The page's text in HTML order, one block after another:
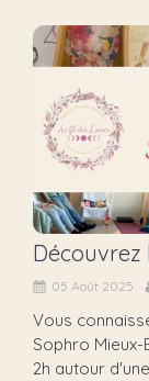
05 Août 2025
Vous
Sophro
2h autour